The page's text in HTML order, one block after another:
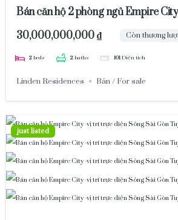
Bán căn hộ 2 phòng ngủ Empire
bơi tầng trung siêu đẹp 30 tỷ
30,000,000,000 ₫ Còn thương
2 beds 2baths 101 Diện tích
Linden Residences Bán / For sale
just listed